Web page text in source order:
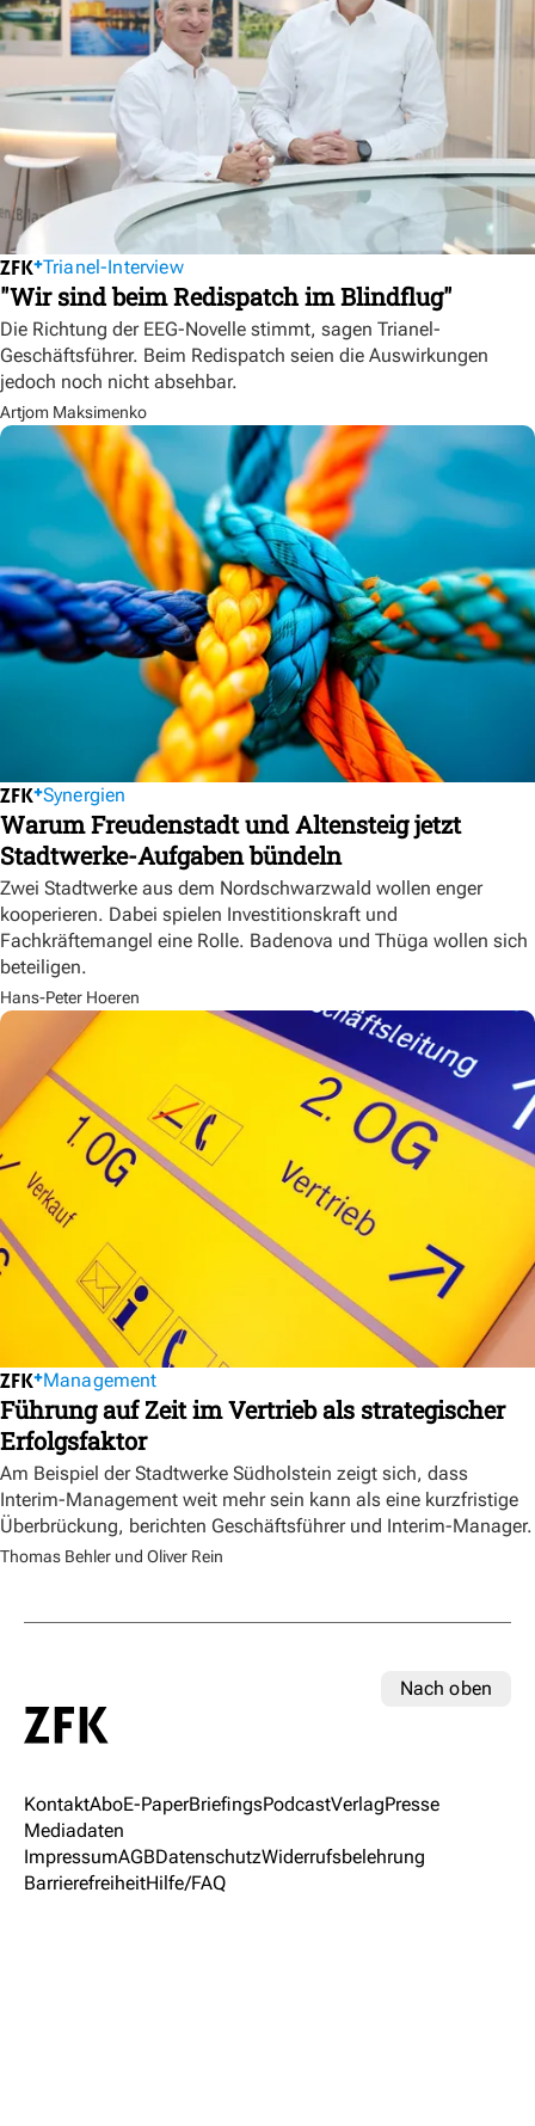
Trianel-Interview
"Wir sind beim Redispatch im Blindflug"
Die Richtung der EEG-Novelle stimmt, sagen Trianel-
Geschäftsführer. Beim Redispatch seien die Auswirkungen
jedoch noch nicht absehbar.
Artjom Maksimenko
Synergien
Warum Freudenstadt und Altensteig jetzt
Stadtwerke-Aufgaben bündeln
Zwei Stadtwerke aus dem Nordschwarzwald wollen enger
kooperieren. Dabei spielen Investitionskraft und
Fachkräftemangel eine Rolle. Badenova und Thüga wollen sich
beteiligen.
Hans-Peter Hoeren
Management
Führung auf Zeit im Vertrieb als strategischer
Erfolgsfaktor
Am Beispiel der Stadtwerke Südholstein zeigt sich, dass
Interim-Management weit mehr sein kann als eine kurzfristige
Überbrückung, berichten Geschäftsführer und Interim-Manager.
Thomas Behler und Oliver Rein
Nach oben
KontaktAboE-PaperBriefingsPodcastVerlagPresse
Mediadaten
ImpressumAGBDatenschutzWiderrufsbelehrung
BarrierefreiheitHilfe/FAQ